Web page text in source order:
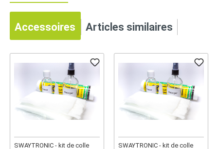
Accessoires Articles similaires
SWAYTRONIC - kit de colle
SWAYTRONIC - kit de colle